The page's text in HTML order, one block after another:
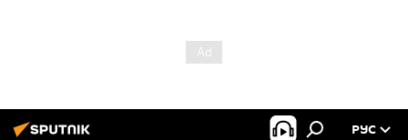
РУС